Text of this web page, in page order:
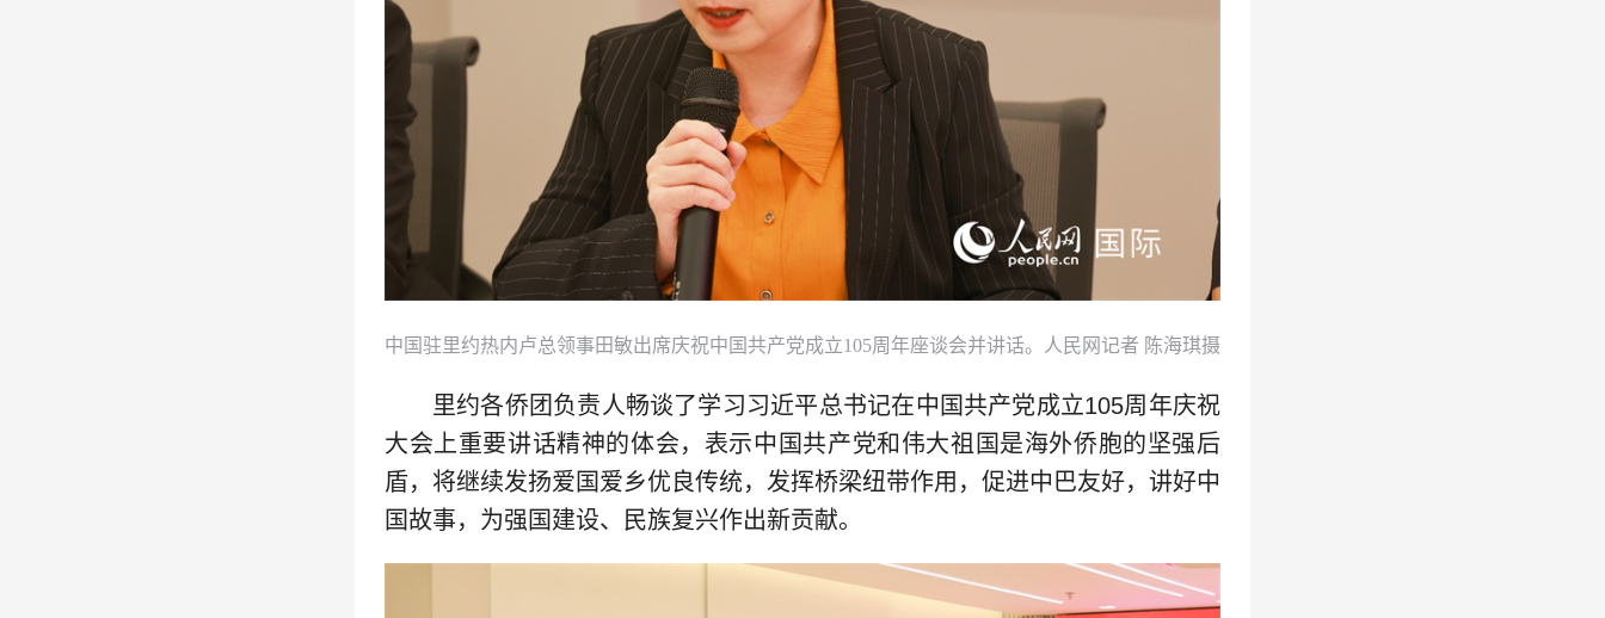
中国驻里约热内卢总领事田敏出席庆祝中国共产党成立105周年座谈会并讲话。人民网记者 陈海琪摄
里约各侨团负责人畅谈了学习习近平总书记在中国共产党成立105周年庆祝
大会上重要讲话精神的体会，表示中国共产党和伟大祖国是海外侨胞的坚强后
盾，将继续发扬爱国爱乡优良传统，发挥桥梁纽带作用，促进中巴友好，讲好中
国故事，为强国建设、民族复兴作出新贡献。